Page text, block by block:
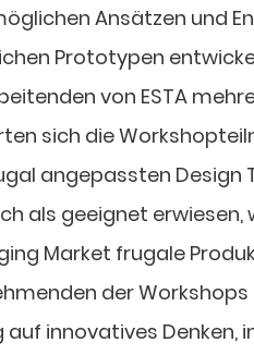
Ansätzen und
Prototypen
von ESTA
sich die
angepassten Design
als geeignet erwiesen,
Market frugale
der
auf innovatives